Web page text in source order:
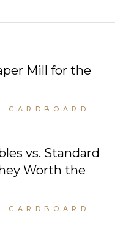
Mill for the
vs. Standard
Worth the